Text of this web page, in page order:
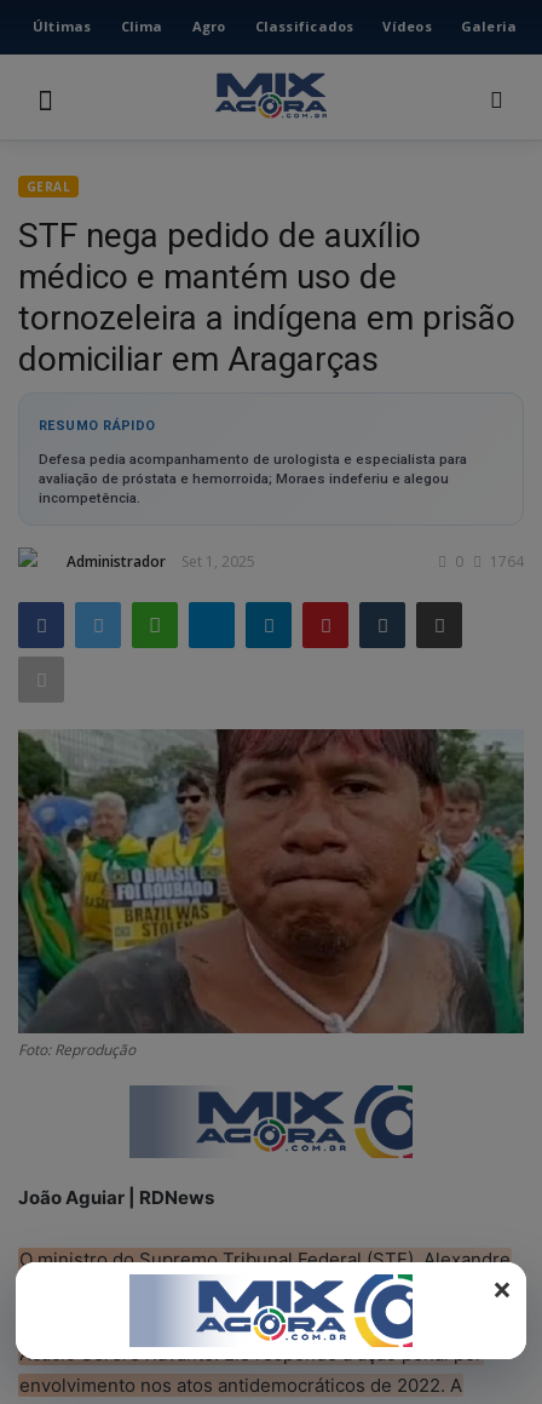
Últimas Clima Agro Classificados Vídeos Galeria
ÚLTIMAS
AGRO
CLASSIFICADOS
VÍDEOS
GALERIA
POLÍCIA
POLÍTICA
GERAL
SAÚDE
CIDADE
MEIO AMBIENTE
COMO ANUNCIAR
EDUCAÇÃO
RÁDIO AO VIVO
QUEM SOMOS
CONTATO
MIX AGORA TV
CONECTE-SE
×
Instalar Portal de Noticias
Aplicativo do portal de notícias Portal de Noticias.
Acesse as notícias mais rápido, com ícone na tela inicial
do celular.
Deseja instalar no celular?
Não Ok
GERAL
STF nega pedido de auxílio
médico e mantém uso de
tornozeleira a indígena em prisão
domiciliar em Aragarças
RESUMO RÁPIDO
Defesa pedia acompanhamento de urologista e especialista para
avaliação de próstata e hemorroida; Moraes indeferiu e alegou
incompetência.
Administrador Set 1, 2025 1764
0
Foto: Reprodução
João Aguiar | RDNews
O ministro do Supremo Tribunal Federal (STF), Alexandre
de Moraes, manteve o uso da tornozeleira eletrônica no
cacique de honra do povo Xavante, de Mato Grosso, José
Acácio Sererê Xavante. Ele responde a ação penal por
envolvimento nos atos antidemocráticos de 2022. A